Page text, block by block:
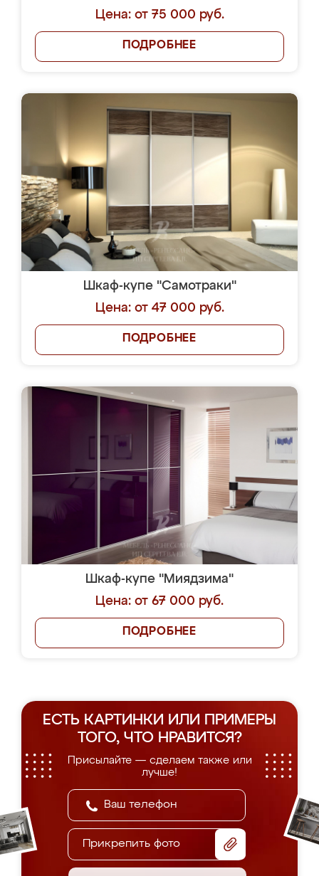
Цена: от 75 000 руб.
ПОДРОБНЕЕ
Шкаф-купе "Самотраки"
Цена: от 47 000 руб.
ПОДРОБНЕЕ
Шкаф-купе "Миядзима"
Цена: от 67 000 руб.
ПОДРОБНЕЕ
ЕСТЬ КАРТИНКИ ИЛИ ПРИМЕРЫ
ТОГО, ЧТО НРАВИТСЯ?
Присылайте — сделаем также или
лучше!
Прикрепить фото